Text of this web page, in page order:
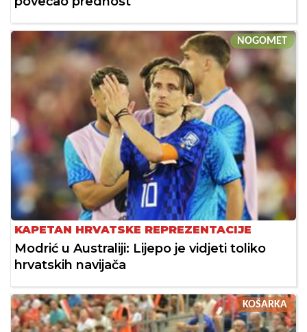
NOGOMET
KAPETAN HRVATSKE REPREZENTACIJE
Modrić u Australiji: Lijepo je vidjeti toliko
hrvatskih navijača
KOŠARKA